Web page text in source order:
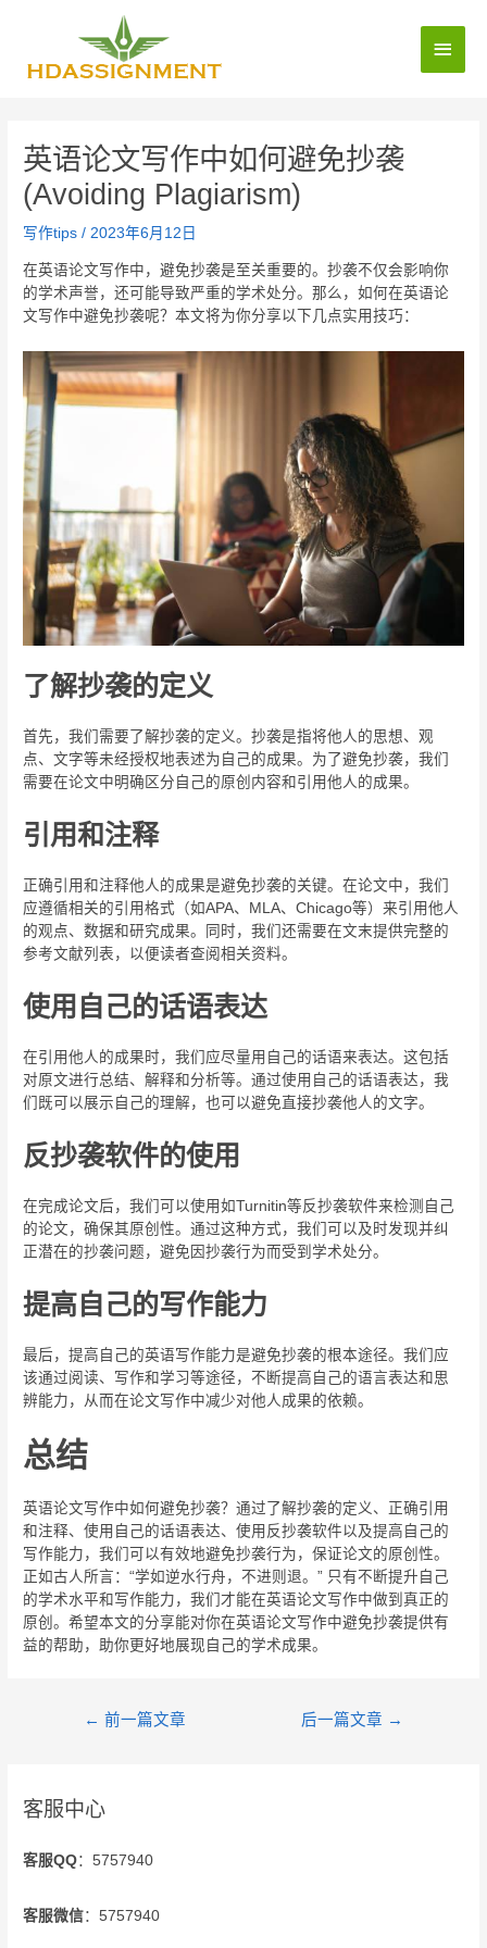
英语论文写作中如何避免抄袭
(Avoiding Plagiarism)
写作tips /2023年6月12日
在英语论文写作中，避免抄袭是至关重要的。抄袭不仅会影响你
的学术声誉，还可能导致严重的学术处分。那么，如何在英语论
文写作中避免抄袭呢？本文将为你分享以下几点实用技巧：
了解抄袭的定义
首先，我们需要了解抄袭的定义。抄袭是指将他人的思想、观
点、文字等未经授权地表述为自己的成果。为了避免抄袭，我们
需要在论文中明确区分自己的原创内容和引用他人的成果。
引用和注释
正确引用和注释他人的成果是避免抄袭的关键。在论文中，我们
应遵循相关的引用格式（如APA、MLA、Chicago等）来引用他人
的观点、数据和研究成果。同时，我们还需要在文末提供完整的
参考文献列表，以便读者查阅相关资料。
使用自己的话语表达
在引用他人的成果时，我们应尽量用自己的话语来表达。这包括
对原文进行总结、解释和分析等。通过使用自己的话语表达，我
们既可以展示自己的理解，也可以避免直接抄袭他人的文字。
反抄袭软件的使用
在完成论文后，我们可以使用如Turnitin等反抄袭软件来检测自己
的论文，确保其原创性。通过这种方式，我们可以及时发现并纠
正潜在的抄袭问题，避免因抄袭行为而受到学术处分。
提高自己的写作能力
最后，提高自己的英语写作能力是避免抄袭的根本途径。我们应
该通过阅读、写作和学习等途径，不断提高自己的语言表达和思
辨能力，从而在论文写作中减少对他人成果的依赖。
总结
英语论文写作中如何避免抄袭？通过了解抄袭的定义、正确引用
和注释、使用自己的话语表达、使用反抄袭软件以及提高自己的
写作能力，我们可以有效地避免抄袭行为，保证论文的原创性。
正如古人所言：“学如逆水行舟，不进则退。” 只有不断提升自己
的学术水平和写作能力，我们才能在英语论文写作中做到真正的
原创。希望本文的分享能对你在英语论文写作中避免抄袭提供有
益的帮助，助你更好地展现自己的学术成果。
← 前一篇文章 后一篇文章 →
客服中心
客服QQ：5757940
客服微信：5757940